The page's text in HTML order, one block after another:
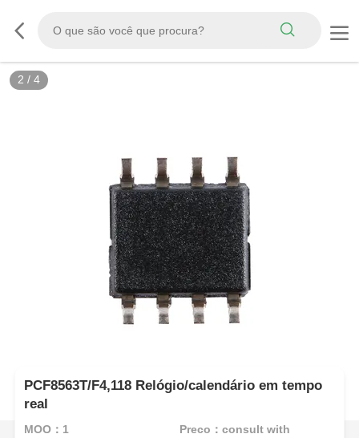
2 / 4
PCF8563T/F4,118 Relógio/calendário em tempo
real
MOQ：1 Preço：consult with